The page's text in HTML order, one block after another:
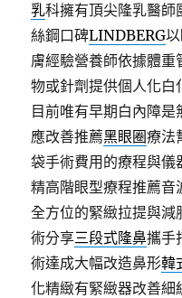
乳科擁有頂尖隆乳醫師
絲鋼口碑LINDBERG
膚經驗營養師依據體重
物或針劑提供個人化
目前唯有早期白內障
應改善推薦黑眼圈療法
袋手術費用的療程與儀
精高階眼型療程推薦音
全方位的緊緻拉提與
術分享三段式隆鼻攜手
術達成大幅改造鼻形韓
化精緻有緊緻器改善細